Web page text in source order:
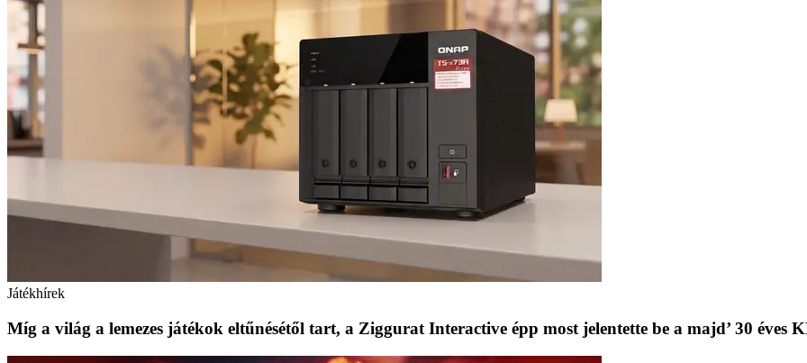
Játékhírek
Míg a világ a lemezes játékok eltűnésétől tart, a Ziggurat Interactive épp most jelentette be a majd’ 30 éves